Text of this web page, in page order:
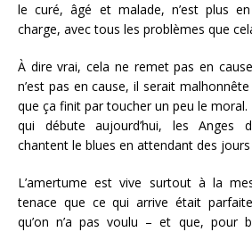
le curé, âgé et malade, n’est plus en
charge, avec tous les problèmes que
À dire vrai, cela ne remet pas en
n’est pas en cause, il serait
que ça finit par toucher un peu le moral.
qui débute aujourd’hui, les Anges
chantent le blues en attendant des
L’amertume est vive surtout à la
tenace que ce qui arrive était
qu’on n’a pas voulu – et que, pour